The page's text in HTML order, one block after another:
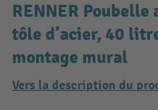
RENNER
tôle d’acier, 40
montage mural
Vers la description du